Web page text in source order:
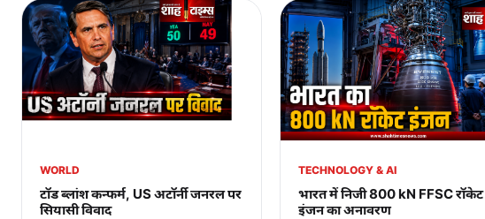
WORLD
टॉड ब्लांश कन्फर्म, US अटॉर्नी जनरल पर
सियासी विवाद
TECHNOLOGY & AI
भारत में निजी 800 kN FFSC रॉकेट
इंजन का अनावरण